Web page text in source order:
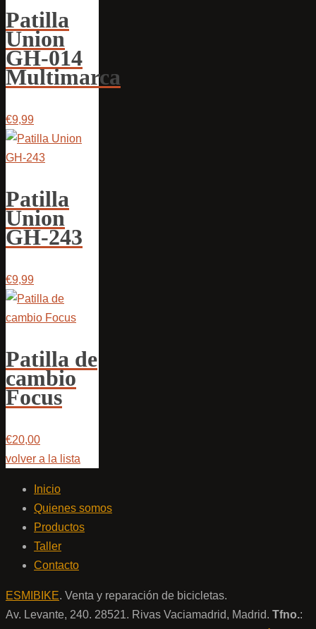
Patilla
Union
GH-014
Multimarca
€9,99
Patilla
Union
GH-243
€9,99
Patilla de
cambio
Focus
€20,00
volver a la lista
Inicio
Quienes somos
Productos
Taller
Contacto
ESMIBIKE. Venta y reparación de bicicletas.
Av. Levante, 240. 28521. Rivas Vaciamadrid, Madrid. Tfno.: